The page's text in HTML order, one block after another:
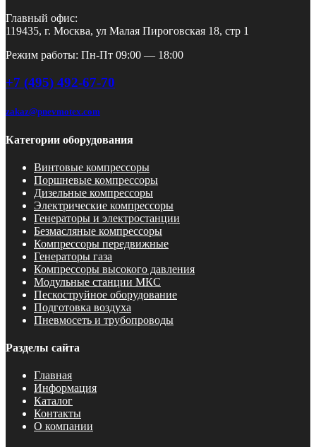
Главный офис:
119435, г. Москва, ул Малая Пироговская 18, стр 1
Режим работы: Пн-Пт 09:00 — 18:00
+7 (495) 492-67-70
zakaz@pnevmotex.com
Категории оборудования
Винтовые компрессоры
Поршневые компрессоры
Дизельные компрессоры
Электрические компрессоры
Генераторы и электростанции
Безмасляные компрессоры
Компрессоры передвижные
Генераторы газа
Компрессоры высокого давления
Модульные станции МКС
Пескоструйное оборудование
Подготовка воздуха
Пневмосеть и трубопроводы
Разделы сайта
Главная
Информация
Каталог
Контакты
О компании